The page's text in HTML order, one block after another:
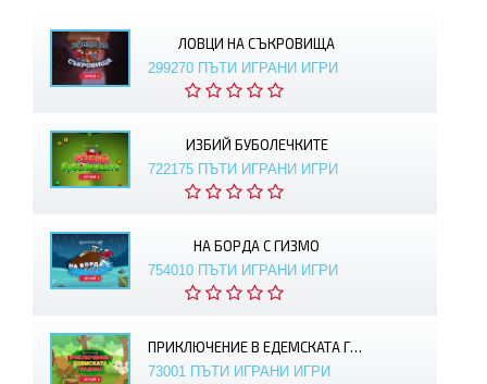
ЛОВЦИ НА СЪКРОВИЩА
299270 ПЪТИ ИГРАНИ ИГРИ
ИЗБИЙ БУБОЛЕЧКИТЕ
722175 ПЪТИ ИГРАНИ ИГРИ
НА БОРДА С ГИЗМО
754010 ПЪТИ ИГРАНИ ИГРИ
ПРИКЛЮЧЕНИЕ В ЕДЕМСКАТА ГРАДИНА
73001 ПЪТИ ИГРАНИ ИГРИ